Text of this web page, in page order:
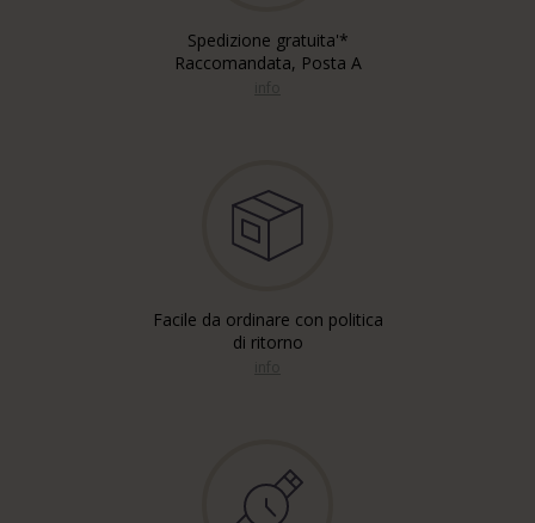
Spedizione gratuita'*
Raccomandata, Posta A
Facile da ordinare con politica
di ritorno